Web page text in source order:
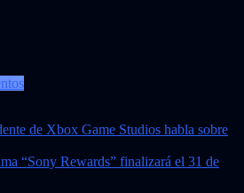
de Xbox Game Studios habla sobre
“Sony Rewards” finalizará el 31 de